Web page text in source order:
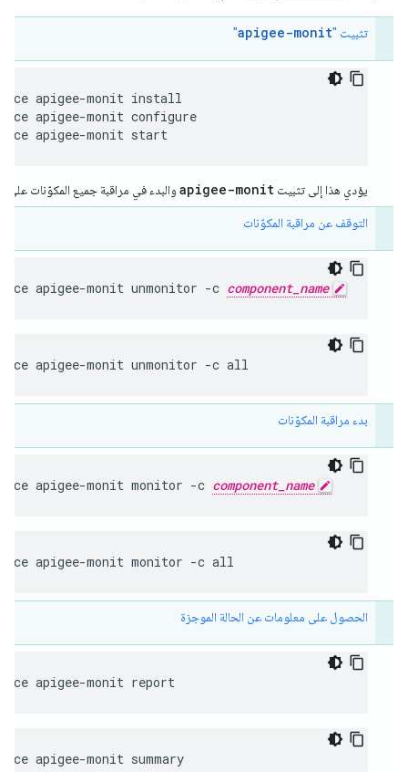
تثبيت "apigee-monit
"
apigee-monit configure
apigee-monit start
يؤدي هذا إلى تثبيت apigee-monit والبدء في مراقبة جميع المكوّنات على
التوقف عن مراقبة المكوّنات
apigee-monit unmonitor -c component_name
apigee-monit unmonitor -c all
بدء مراقبة المكوّنات
apigee-monit monitor -c component_name
apigee-monit monitor -c all
الحصول على معلومات عن الحالة الموجزة
apigee-monit report
apigee-monit summary